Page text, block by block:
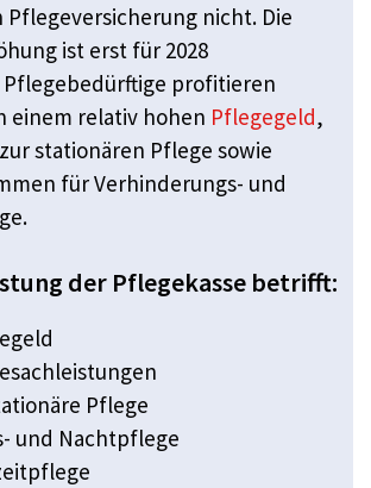
Pflegeversicherung nicht. Die
ist erst für 2028
Pflegebedürftige profitieren
einem relativ hohen Pflegegeld,
stationären Pflege sowie
für Verhinderungs- und
der Pflegekasse betrifft:
Pflege
und Nachtpflege